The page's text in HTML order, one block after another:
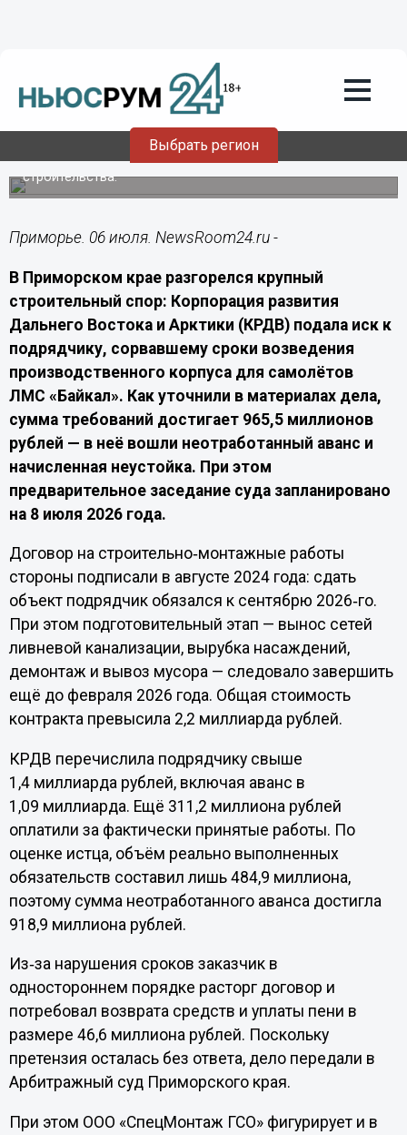
Выбрать регион
В Приморье подрядчик не справился
со стройкой цеха сборки самолётов
Байкал
КРДВ требует выплатить неустойку из‑за срыва сроков
строительства.
Приморье. 06 июля. NewsRoom24.ru -
В Приморском крае разгорелся крупный
строительный спор: Корпорация развития
Дальнего Востока и Арктики (КРДВ) подала иск к
подрядчику, сорвавшему сроки возведения
производственного корпуса для самолётов
ЛМС «Байкал». Как уточнили в материалах дела,
сумма требований достигает 965,5 миллионов
рублей — в неё вошли неотработанный аванс и
начисленная неустойка. При этом
предварительное заседание суда запланировано
на 8 июля 2026 года.
Договор на строительно‑монтажные работы
стороны подписали в августе 2024 года: сдать
объект подрядчик обязался к сентябрю 2026‑го.
При этом подготовительный этап — вынос сетей
ливневой канализации, вырубка насаждений,
демонтаж и вывоз мусора — следовало завершить
ещё до февраля 2026 года. Общая стоимость
контракта превысила 2,2 миллиарда рублей.
КРДВ перечислила подрядчику свыше
1,4 миллиарда рублей, включая аванс в
1,09 миллиарда. Ещё 311,2 миллиона рублей
оплатили за фактически принятые работы. По
оценке истца, объём реально выполненных
обязательств составил лишь 484,9 миллиона,
поэтому сумма неотработанного аванса достигла
918,9 миллиона рублей.
Из‑за нарушения сроков заказчик в
одностороннем порядке расторг договор и
потребовал возврата средств и уплаты пени в
размере 46,6 миллиона рублей. Поскольку
претензия осталась без ответа, дело передали в
Арбитражный суд Приморского края.
При этом ООО «СпецМонтаж ГСО» фигурирует и в